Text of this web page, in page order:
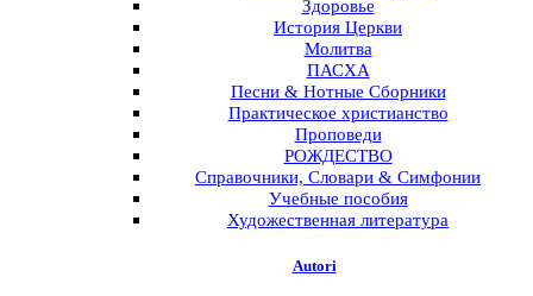
Здоровье
История Церкви
Молитва
ПАСХА
Песни & Нотные Сборники
Практическое христианство
Проповеди
РОЖДЕСТВО
Справочники, Словари & Симфонии
Учебные пособия
Художественная литература
Autori